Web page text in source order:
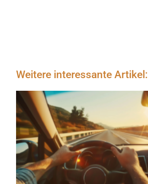
Weitere interessante Artikel: